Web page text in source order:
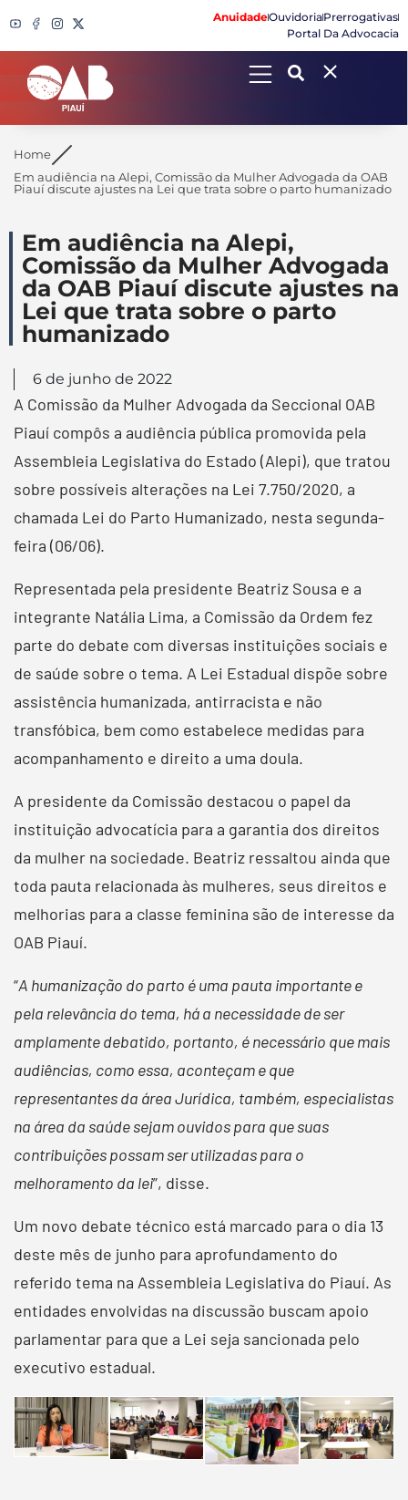
AnuidadeOuvidoriaPrerrogativas
Portal Da Advocacia
Search
Home
Em audiência na Alepi, Comissão da Mulher Advogada da OAB
Piauí discute ajustes na Lei que trata sobre o parto humanizado
Em audiência na Alepi,
Comissão da Mulher Advogada
da OAB Piauí discute ajustes na
Lei que trata sobre o parto
humanizado
6 de junho de 2022
A Comissão da Mulher Advogada da Seccional OAB
Piauí compôs a audiência pública promovida pela
Assembleia Legislativa do Estado (Alepi), que tratou
sobre possíveis alterações na Lei 7.750/2020, a
chamada Lei do Parto Humanizado, nesta segunda-
feira (06/06).
Representada pela presidente Beatriz Sousa e a
integrante Natália Lima, a Comissão da Ordem fez
parte do debate com diversas instituições sociais e
de saúde sobre o tema. A Lei Estadual dispõe sobre
assistência humanizada, antirracista e não
transfóbica, bem como estabelece medidas para
acompanhamento e direito a uma doula.
A presidente da Comissão destacou o papel da
instituição advocatícia para a garantia dos direitos
da mulher na sociedade. Beatriz ressaltou ainda que
toda pauta relacionada às mulheres, seus direitos e
melhorias para a classe feminina são de interesse da
OAB Piauí.
“A humanização do parto é uma pauta importante e
pela relevância do tema, há a necessidade de ser
amplamente debatido, portanto, é necessário que mais
audiências, como essa, aconteçam e que
representantes da área Jurídica, também, especialistas
na área da saúde sejam ouvidos para que suas
contribuições possam ser utilizadas para o
melhoramento da lei”, disse.
Um novo debate técnico está marcado para o dia 13
deste mês de junho para aprofundamento do
referido tema na Assembleia Legislativa do Piauí. As
entidades envolvidas na discussão buscam apoio
parlamentar para que a Lei seja sancionada pelo
executivo estadual.